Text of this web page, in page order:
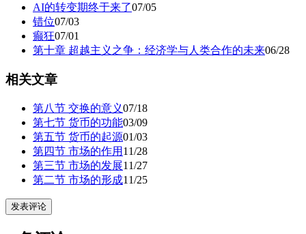
AI的转变期终于来了07/05
错位07/03
癫狂07/01
第十章 超越主义之争：经济学与人类合作的未来06/28
相关文章
第八节 交换的意义07/18
第七节 货币的功能03/09
第五节 货币的起源01/03
第四节 市场的作用 11/28
第三节 市场的发展11/27
第二节 市场的形成11/25
发表评论